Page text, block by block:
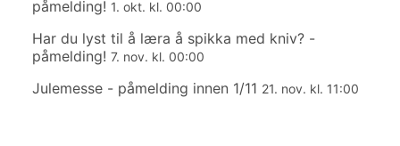
påmelding! 1. okt. kl. 00:00
Har du lyst til å læra å spikka med kniv? -
påmelding! 7. nov. kl. 00:00
Julemesse - påmelding innen 1/11 21. nov. kl. 11:00